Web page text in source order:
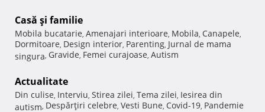
Casă şi familie
Mobila bucatarie, Amenajari interioare, Mobila, Canapele,
Dormitoare, Design interior, Parenting, Jurnal de mama
singura, Gravide, Femei curajoase, Autism
Actualitate
Din culise, Interviu, Stirea zilei, Tema zilei, Iesirea din
autism, Despărţiri celebre, Vesti Bune, Covid-19, Pandemie